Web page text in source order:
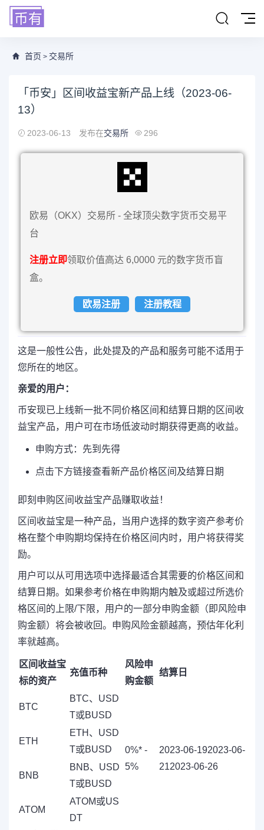
首页 > 交易所
「币安」区间收益宝新产品上线（2023-06-
13）
2023-06-13 发布在交易所 296
欧易（OKX）交易所 - 全球顶尖数字货币交易平
台
注册立即领取价值高达 6,0000 元的数字货币盲
盒。
欧易注册 注册教程
这是一般性公告，此处提及的产品和服务可能不适用于
您所在的地区。
亲爱的用户：
币安现已上线新一批不同价格区间和结算日期的区间收
益宝产品，用户可在市场低波动时期获得更高的收益。
申购方式：先到先得
点击下方链接查看新产品价格区间及结算日期
即刻申购区间收益宝产品赚取收益！
区间收益宝是一种产品，当用户选择的数字资产参考价
格在整个申购期均保持在价格区间内时，用户将获得奖
励。
用户可以从可用选项中选择最适合其需要的价格区间和
结算日期。如果参考价格在申购期内触及或超过所选价
格区间的上限/下限，用户的一部分申购金额（即风险申
购金额）将会被收回。申购风险金额越高，预估年化利
率就越高。
区间收益宝
标的资产
充值币种
风险申
购金额
结算日
BTC
BTC、USD
T或BUSD
0%* -
5%
2023-06-192023-06-
212023-06-26
ETH
ETH、USD
T或BUSD
BNB
BNB、USD
T或BUSD
ATOM
ATOM或US
DT